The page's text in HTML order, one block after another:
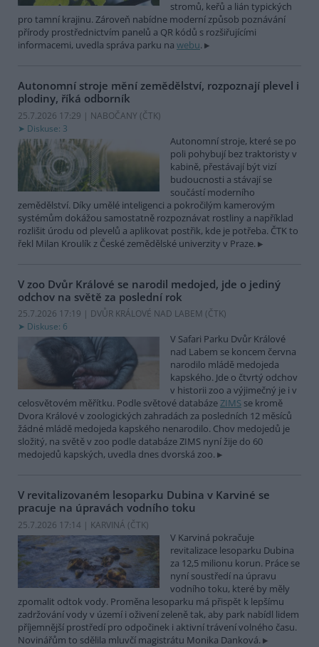
stromů, keřů a lián typických
pro tamní krajinu. Zároveň nabídne moderní způsob poznávání
přírody prostřednictvím panelů a QR kódů s rozšiřujícími
informacemi, uvedla správa parku na webu.
Autonomní stroje mění zemědělství, rozpoznají plevel i
plodiny, říká odborník
25.7.2026 17:29 | NABOČANY (ČTK)
Diskuse: 3
Autonomní stroje, které se po
poli pohybují bez traktoristy v
kabině, přestávají být vizí
budoucnosti a stávají se
součástí moderního
zemědělství. Díky umělé inteligenci a pokročilým kamerovým
systémům dokážou samostatně rozpoznávat rostliny a například
rozlišit úrodu od plevelů a aplikovat postřik, kde je potřeba. ČTK to
řekl Milan Kroulík z České zemědělské univerzity v Praze.
V zoo Dvůr Králové se narodil medojed, jde o jediný
odchov na světě za poslední rok
25.7.2026 17:19 | DVŮR KRÁLOVÉ NAD LABEM (ČTK)
Diskuse: 6
V Safari Parku Dvůr Králové
nad Labem se koncem června
narodilo mládě medojeda
kapského. Jde o čtvrtý odchov
v historii zoo a výjimečný je i v
celosvětovém měřítku. Podle světové databázeZIMS se kromě
Dvora Králové v zoologických zahradách za posledních 12 měsíců
žádné mládě medojeda kapského nenarodilo. Chov medojedů je
složitý, na světě v zoo podle databáze ZIMS nyní žije do 60
medojedů kapských, uvedla dnes dvorská zoo.
V revitalizovaném lesoparku Dubina v Karviné se
pracuje na úpravách vodního toku
25.7.2026 17:14 | KARVINÁ (ČTK)
V Karviná pokračuje
revitalizace lesoparku Dubina
za 12,5 milionu korun. Práce se
nyní soustředí na úpravu
vodního toku, které by měly
zpomalit odtok vody. Proměna lesoparku má přispět k lepšímu
zadržování vody v území i oživení zeleně tak, aby park nabídl lidem
příjemnější prostředí pro odpočinek i aktivní trávení volného času.
Novinářům to sdělila mluvčí magistrátu Monika Danková.